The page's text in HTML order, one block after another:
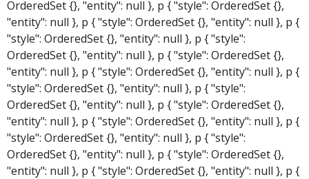
OrderedSet {}, "entity": null }, p { "style": OrderedSet {},
"entity": null }, p { "style": OrderedSet {}, "entity": null }, p {
"style": OrderedSet {}, "entity": null }, p { "style":
OrderedSet {}, "entity": null }, p { "style": OrderedSet {},
"entity": null }, p { "style": OrderedSet {}, "entity": null }, p {
"style": OrderedSet {}, "entity": null }, p { "style":
OrderedSet {}, "entity": null }, p { "style": OrderedSet {},
"entity": null }, p { "style": OrderedSet {}, "entity": null }, p {
"style": OrderedSet {}, "entity": null }, p { "style":
OrderedSet {}, "entity": null }, p { "style": OrderedSet {},
"entity": null }, p { "style": OrderedSet {}, "entity": null }, p {